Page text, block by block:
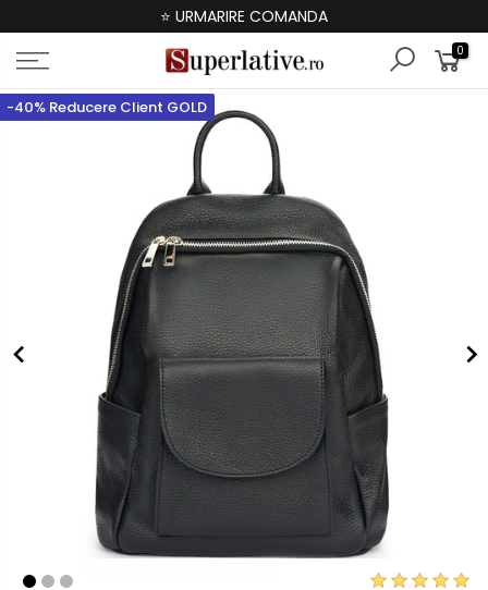
⭐ URMARIRE COMANDA
0
-40% Reducere Client GOLD